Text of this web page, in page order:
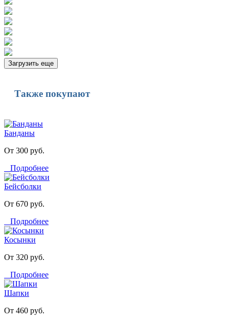
Загрузить еще
Также покупают
Банданы
От 300 руб.
Подробнее
Бейсболки
От 670 руб.
Подробнее
Косынки
От 320 руб.
Подробнее
Шапки
От 460 руб.